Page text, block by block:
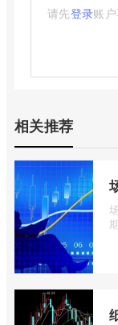
请先登录账
相关推荐